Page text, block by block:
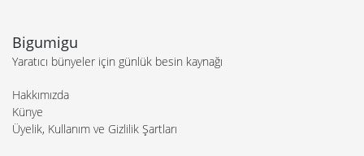
Bigumigu
Yaratıcı bünyeler için günlük besin kaynağı
Hakkımızda
Künye
Üyelik, Kullanım ve Gizlilik Şartları